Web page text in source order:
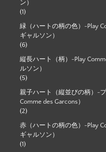
ン）
(1)
緑（ハートの柄の色）-Play
ギャルソン）
(6)
縦長ハート（柄）-Play
ルソン）
(5)
親子ハート（縦並びの柄）-
Comme des Garcons）
(2)
赤（ハートの柄の色）-Play
ギャルソン）
(1)